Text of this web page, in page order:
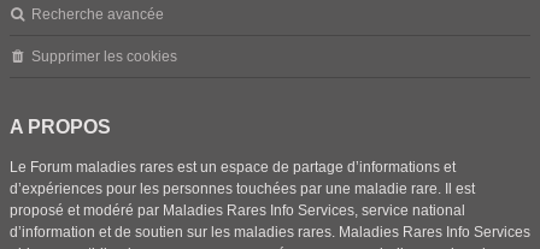
Recherche avancée
Supprimer les cookies
A PROPOS
Le Forum maladies rares est un espace de partage d’informations et
d’expériences pour les personnes touchées par une maladie rare. Il est
proposé et modéré par Maladies Rares Info Services, service national
d’information et de soutien sur les maladies rares. Maladies Rares Info Services